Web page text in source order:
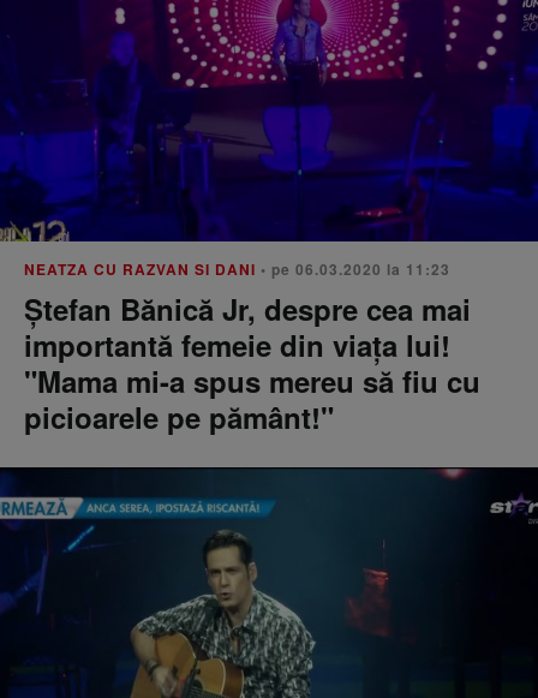
NEATZA CU RAZVAN SI DANI • pe 06.03.2020 la 11:23
Ştefan Bănică Jr, despre cea mai
importantă femeie din viaţa lui!
"Mama mi-a spus mereu să fiu cu
picioarele pe pământ!"